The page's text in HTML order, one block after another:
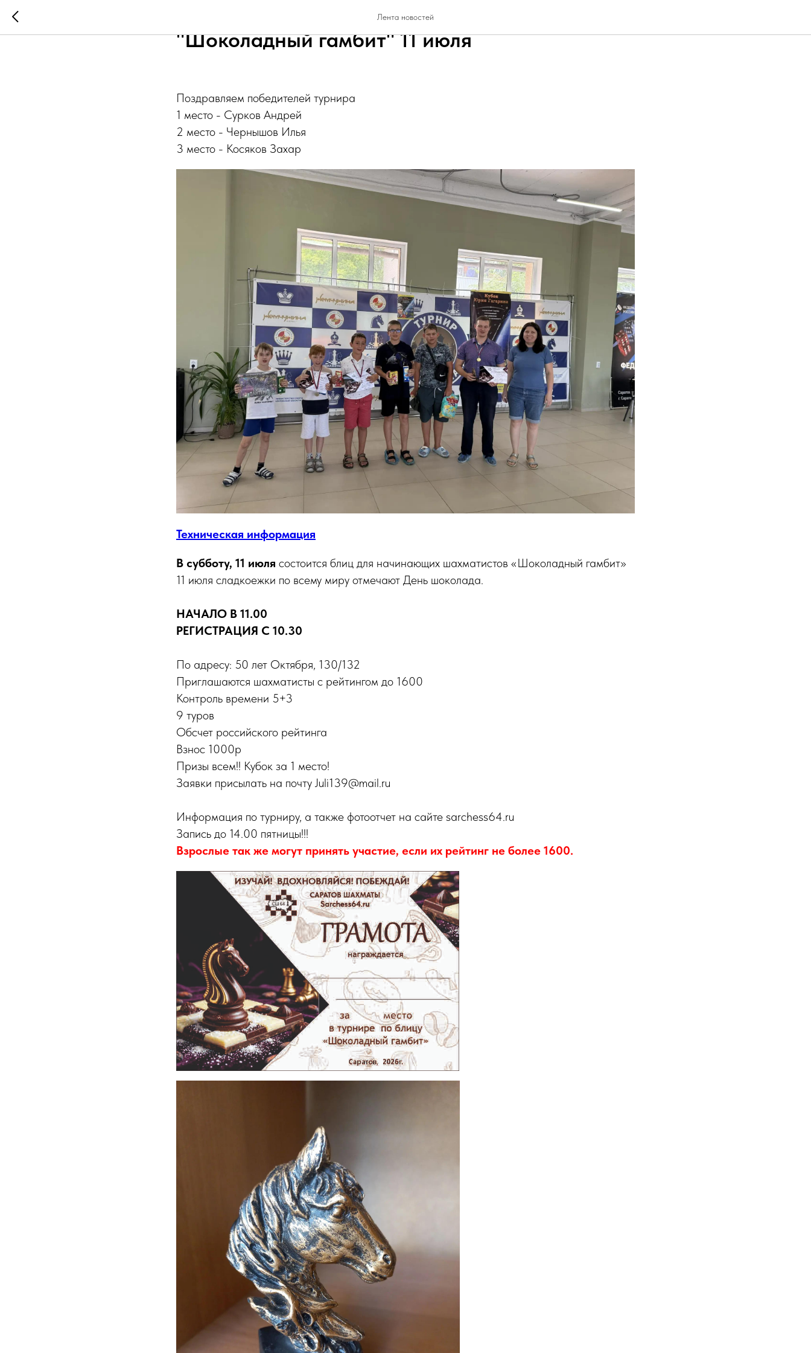
Лента новостей
Блиц для начинающих шахматистов
"Шоколадный гамбит" 11 июля
Поздравляем победителей турнира
1 место - Сурков Андрей
2 место - Чернышов Илья
3 место - Косяков Захар
Техническая информация
В субботу, 11 июля состоится блиц для начинающих шахматистов «Шоколадный гамбит»
11 июля сладкоежки по всему миру отмечают День шоколада.
НАЧАЛО В 11.00
РЕГИСТРАЦИЯ С 10.30
По адресу: 50 лет Октября, 130/132
Приглашаются шахматисты с рейтингом до 1600
Контроль времени 5+3
9 туров
Обсчет российского рейтинга
Взнос 1000р
Призы всем!! Кубок за 1 место!
Заявки присылать на почту Juli139@mail.ru
Информация по турниру, а также фотоотчет на сайте sarchess64.ru
Запись до 14.00 пятницы!!!
Взрослые так же могут принять участие, если их рейтинг не более 1600.